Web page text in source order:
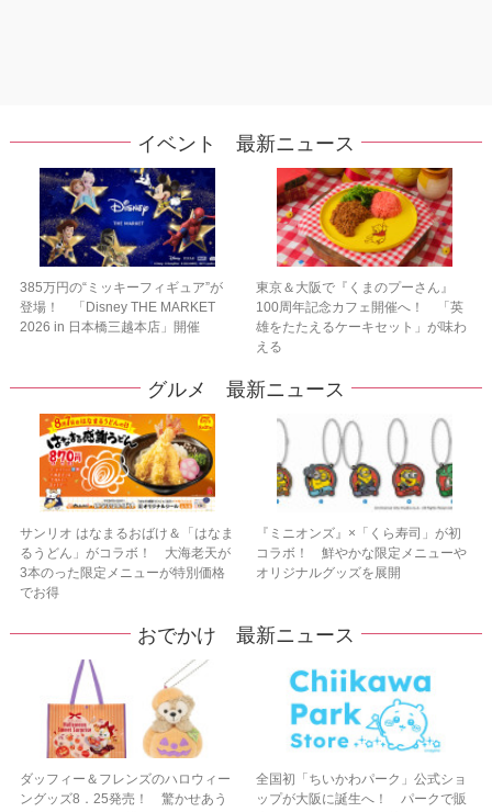
イベント 最新ニュース
385万円の“ミッキーフィギュア”が
登場！ 「Disney THE MARKET
2026 in 日本橋三越本店」開催
東京＆大阪で『くまのプーさん』
100周年記念カフェ開催へ！ 「英
雄をたたえるケーキセット」が味わ
える
グルメ 最新ニュース
サンリオ はなまるおばけ＆「はなま
るうどん」がコラボ！ 大海老天が
3本のった限定メニューが特別価格
でお得
『ミニオンズ』×「くら寿司」が初
コラボ！ 鮮やかな限定メニューや
オリジナルグッズを展開
おでかけ 最新ニュース
ダッフィー＆フレンズのハロウィー
ングッズ8．25発売！ 驚かせあう
全国初「ちいかわパーク」公式ショ
ップが大阪に誕生へ！ パークで販